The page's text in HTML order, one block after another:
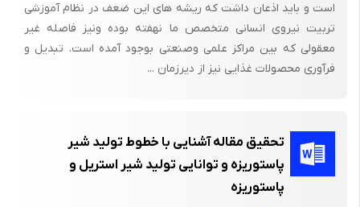
است و باید اذعان داشت که ریشه های این ضعف در نظام آموزشی
تربیت نیروی انسانی متخصص ما نهفته بوده ونیز فاصله غیر
معقولی که بین مراکز علمی وصنعتی بوجود آمده است. تبدیل و
فرآوری محصولات غذایی نیز از دیرزمان ...
تحقیق مقاله آشنایی با خطوط تولید شیر
پاستوریزه و توانایی تولید شیر استریل و
پاستوریزه